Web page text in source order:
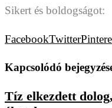
Sikert és boldogságot:
FacebookTwitter
Kapcsolódó
Tíz elkezdett